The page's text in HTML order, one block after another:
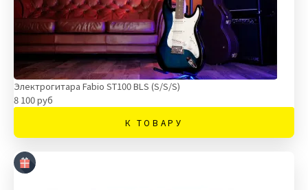
Электрогитара Fabio ST100 BLS (S/S/S)
8 100 руб
К ТОВАРУ